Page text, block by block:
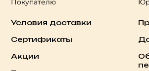
Покупателю
Условия доставки
Сертификаты
Акции